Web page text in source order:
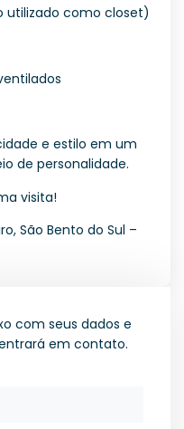
utilizado como closet)
e estilo em um
de personalidade.
visita!
São Bento do Sul –
com seus dados e
em contato.